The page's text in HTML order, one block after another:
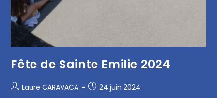
Fête de Sainte Emilie 2024
Laure CARAVACA 24 juin 2024